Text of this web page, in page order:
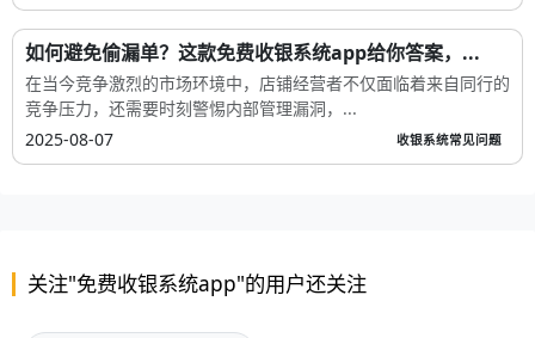
如何避免偷漏单？这款免费收银系统app给你答案，...
在当今竞争激烈的市场环境中，店铺经营者不仅面临着来自同行的
竞争压力，还需要时刻警惕内部管理漏洞，...
2025-08-07
收银系统常见问题
关注"免费收银系统app"的用户还关注